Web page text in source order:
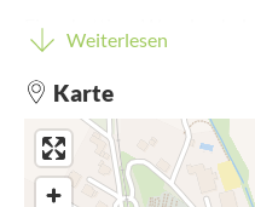
Ein schattiger Weg durch
aber der zurückgelassene
Ferne schweifen kann, ist
Anstieg zum Rastplatz
anspruchsvoll. Die Mühe
Panorama über das
der Teutoschleifen-Liege
Weiterlesen
Karte